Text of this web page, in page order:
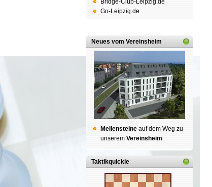
Bridge-Club-Leipzig.de
Go-Leipzig.de
Neues vom Vereinsheim
Mei­len­stei­ne auf dem Weg zu
un­se­rem Ver­eins­heim
Taktikquickie